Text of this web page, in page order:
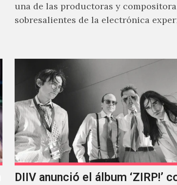
una de las productoras y
sobresalientes de la electrónica
DIIV anunció el álbum ‘ZIRP!’